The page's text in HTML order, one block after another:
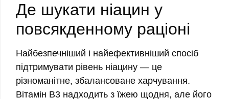
Де шукати ніацин у
повсякденному раціоні
Найбезпечніший і найефективніший спосіб
підтримувати рівень ніацину — це
різноманітне, збалансоване харчування.
Вітамін B3 надходить з їжею щодня, але його